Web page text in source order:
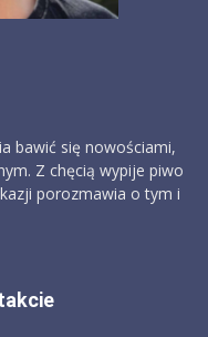
bawić się nowościami,
Z chęcią wypije piwo
porozmawia o tym i